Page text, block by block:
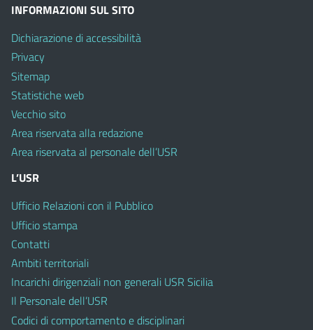
INFORMAZIONI SUL SITO
Dichiarazione di accessibilità
Privacy
Sitemap
Statistiche web
Vecchio sito
Area riservata alla redazione
Area riservata al personale dell’USR
L’USR
Ufficio Relazioni con il Pubblico
Ufficio stampa
Contatti
Ambiti territoriali
Incarichi dirigenziali non generali USR Sicilia
Il Personale dell’USR
Codici di comportamento e disciplinari